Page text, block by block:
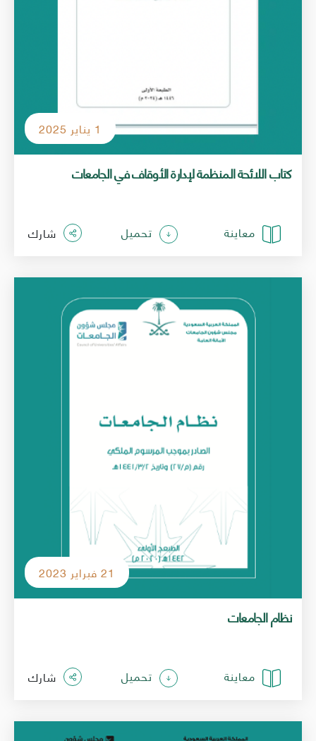
1 يناير 2025
معاينة تحميل شارك
نظام الجامعات
21 فبراير 2023
معاينة تحميل شارك
الصورة